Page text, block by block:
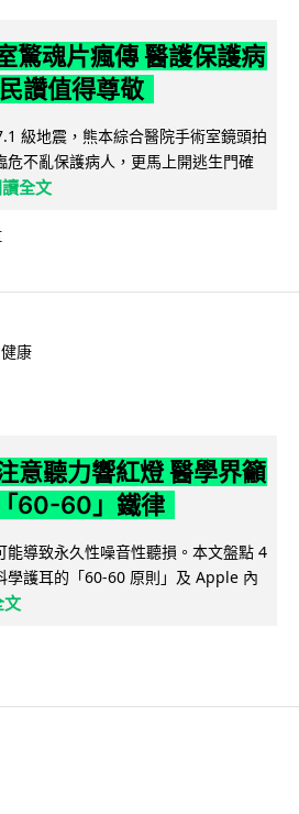
驚魂片瘋傳 醫護保護病
讚值得尊敬
級地震，熊本綜合醫院手術室鏡頭拍
不亂保護病人，更馬上開逃生門確
讀全文
健康
意聽力響紅燈 醫學界籲
60-60」鐵律
能導致永久性噪音性聽損。本文盤點 4
學護耳的「60-60 原則」及 Apple 內
文